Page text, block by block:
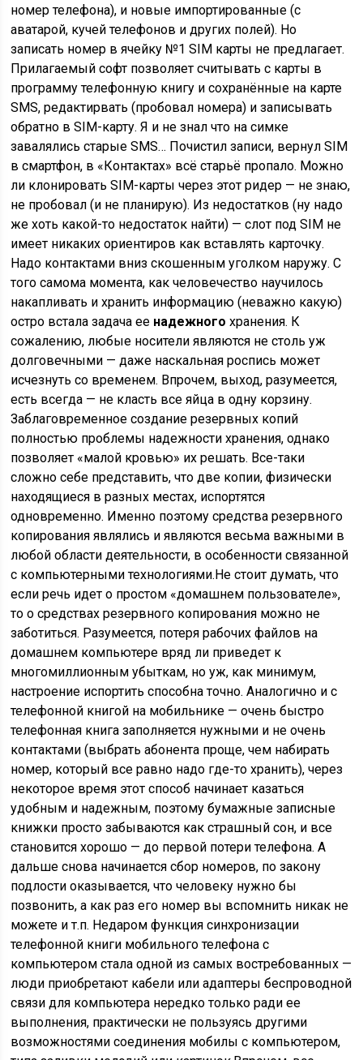
номер телефона), и новые импортированные (с
аватарой, кучей телефонов и других полей). Но
записать номер в ячейку №1 SIM карты не предлагает.
Прилагаемый софт позволяет считывать с карты в
программу телефонную книгу и сохранённые на карте
SMS, редактирвать (пробовал номера) и записывать
обратно в SIM-карту. Я и не знал что на симке
завалялись старые SMS… Почистил записи, вернул SIM
в смартфон, в «Контактах» всё старьё пропало. Можно
ли клонировать SIM-карты через этот ридер — не знаю,
не пробовал (и не планирую). Из недостатков (ну надо
же хоть какой-то недостаток найти) — слот под SIM не
имеет никаких ориентиров как вставлять карточку.
Надо контактами вниз скошенным уголком наружу. C
того самома момента, как человечество научилось
накапливать и хранить информацию (неважно какую)
остро встала задача ее надежного хранения. К
сожалению, любые носители являются не столь уж
долговечными — даже наскальная роспись может
исчезнуть со временем. Впрочем, выход, разумеется,
есть всегда — не класть все яйца в одну корзину.
Заблаговременное создание резервных копий
полностью проблемы надежности хранения, однако
позволяет «малой кровью» их решать. Все-таки
сложно себе представить, что две копии, физически
находящиеся в разных местах, испортятся
одновременно. Именно поэтому средства резервного
копирования являлись и являются весьма важными в
любой области деятельности, в особенности связанной
с компьютерными технологиями.Не стоит думать, что
если речь идет о простом «домашнем пользователе»,
то о средствах резервного копирования можно не
заботиться. Разумеется, потеря рабочих файлов на
домашнем компьютере вряд ли приведет к
многомиллионным убыткам, но уж, как минимум,
настроение испортить способна точно. Аналогично и с
телефонной книгой на мобильнике — очень быстро
телефонная книга заполняется нужными и не очень
контактами (выбрать абонента проще, чем набирать
номер, который все равно надо где-то хранить), через
некоторое время этот способ начинает казаться
удобным и надежным, поэтому бумажные записные
книжки просто забываются как страшный сон, и все
становится хорошо — до первой потери телефона. А
дальше снова начинается сбор номеров, по закону
подлости оказывается, что человеку нужно бы
позвонить, а как раз его номер вы вспомнить никак не
можете и т.п. Недаром функция синхронизации
телефонной книги мобильного телефона с
компьютером стала одной из самых востребованных —
люди приобретают кабели или адаптеры беспроводной
связи для компьютера нередко только ради ее
выполнения, практически не пользуясь другими
возможностями соединения мобилы с компьютером,